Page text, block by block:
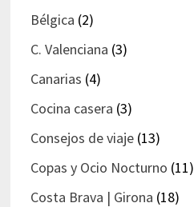
Bélgica (2)
C. Valenciana (3)
Canarias (4)
Cocina casera (3)
Consejos de viaje(13)
Copas y Ocio Nocturno (11)
Costa Brava | Girona (18)